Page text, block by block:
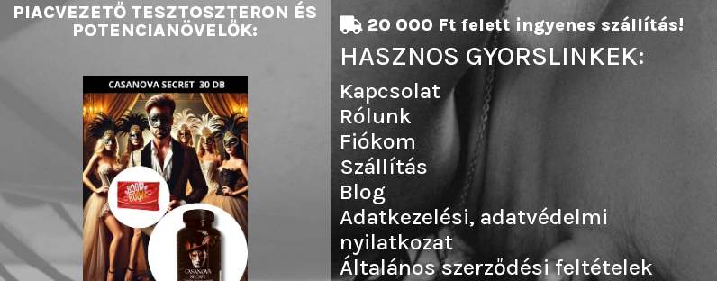
PIACVEZETŐ TESZTOSZTERON ÉS
POTENCIANÖVELŐK:
20 000 Ft felett ingyenes szállítás!
HASZNOS GYORSLINKEK:
Kapcsolat
Rólunk
Fiókom
Szállítás
Blog
Adatkezelési, adatvédelmi
nyilatkozat
Általános szerződési feltételek